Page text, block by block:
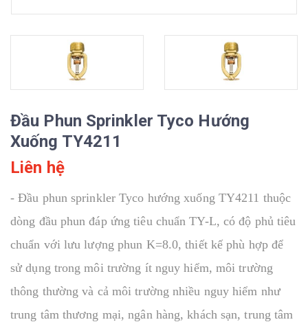
Đầu Phun Sprinkler Tyco Hướng
Xuống TY4211
Liên hệ
- Đầu phun sprinkler Tyco hướng xuống TY4211 thuộc
dòng đầu phun đáp ứng tiêu chuẩn TY-L, có độ phủ tiêu
chuẩn với lưu lượng phun K=8.0,thiết kế phù hợp để
sử dụng trong môi trường ít nguy hiểm, môi trường
thông thường và cả môi trường nhiều nguy hiểm như
trung tâm thương mại, ngân hàng, khách sạn, trung tâm